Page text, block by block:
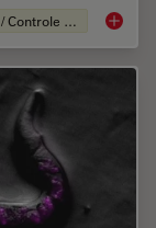
Garantia de qualidade / Controle de qualidade Quality